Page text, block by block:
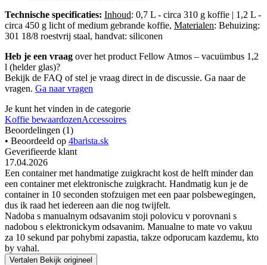
Technische specificaties: Inhoud: 0,7 L - circa 310 g koffie | 1,2 L -
circa 450 g licht of medium gebrande koffie, Materialen: Behuizing:
301 18/8 roestvrij staal, handvat: siliconen
Heb je een vraag over het product Fellow Atmos – vacuümbus 1,2
l (helder glas)?
Bekijk de FAQ of stel je vraag direct in de discussie. Ga naar de
vragen. Ga naar vragen
Je kunt het vinden in de categorie
Koffie bewaardozenAccessoires
Beoordelingen (1)
• Beoordeeld op 4barista.sk
Geverifieerde klant
17.04.2026
Een container met handmatige zuigkracht kost de helft minder dan
een container met elektronische zuigkracht. Handmatig kun je de
container in 10 seconden stofzuigen met een paar polsbewegingen,
dus ik raad het iedereen aan die nog twijfelt.
Nadoba s manualnym odsavanim stoji polovicu v porovnani s
nadobou s elektronickym odsavanim. Manualne to mate vo vakuu
za 10 sekund par pohybmi zapastia, takze odporucam kazdemu, kto
by vahal.
Vertalen Bekijk origineel